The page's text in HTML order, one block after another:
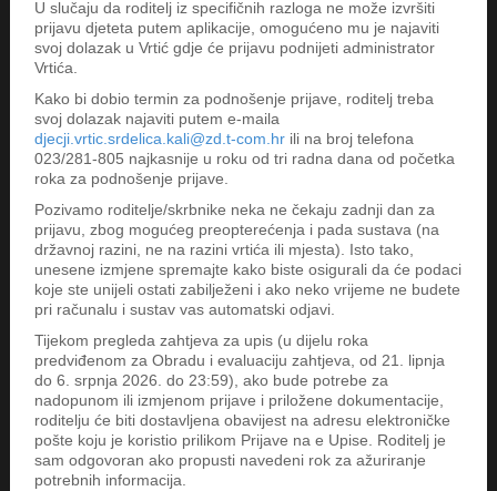
U slučaju da roditelj iz specifičnih razloga ne može izvršiti
prijavu djeteta putem aplikacije, omogućeno mu je najaviti
svoj dolazak u Vrtić gdje će prijavu podnijeti administrator
Vrtića.
Kako bi dobio termin za podnošenje prijave, roditelj treba
svoj dolazak najaviti putem e-maila
djecji.vrtic.srdelica.kali@zd.t-com.hrili na broj telefona
023/281-805 najkasnije u roku od tri radna dana od početka
roka za podnošenje prijave.
Pozivamo roditelje/skrbnike neka ne čekaju zadnji dan za
prijavu, zbog mogućeg preopterećenja i pada sustava (na
državnoj razini, ne na razini vrtića ili mjesta). Isto tako,
unesene izmjene spremajte kako biste osigurali da će podaci
koje ste unijeli ostati zabilježeni i ako neko vrijeme ne budete
pri računalu i sustav vas automatski odjavi.
Tijekom pregleda zahtjeva za upis (u dijelu roka
predviđenom za Obradu i evaluaciju zahtjeva, od 21. lipnja
do 6. srpnja 2026. do 23:59), ako bude potrebe za
nadopunom ili izmjenom prijave i priložene dokumentacije,
roditelju će biti dostavljena obavijest na adresu elektroničke
pošte koju je koristio prilikom Prijave na e Upise. Roditelj je
sam odgovoran ako propusti navedeni rok za ažuriranje
potrebnih informacija.